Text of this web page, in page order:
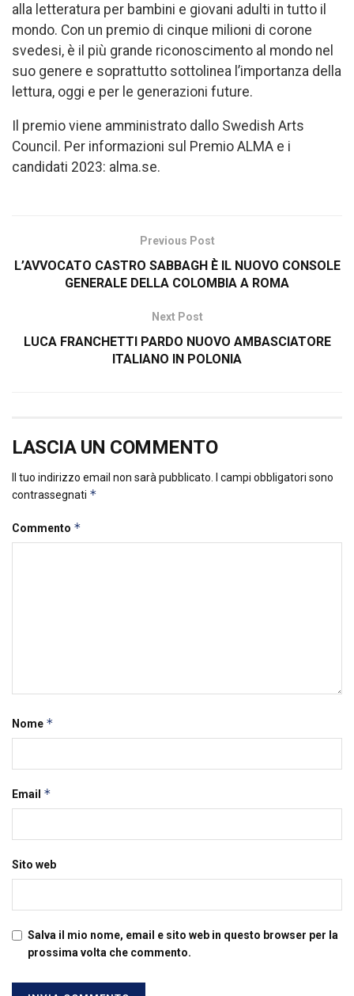
alla letteratura per bambini e giovani adulti in tutto il
mondo. Con un premio di cinque milioni di corone
svedesi, è il più grande riconoscimento al mondo nel
suo genere e soprattutto sottolinea l’importanza della
lettura, oggi e per le generazioni future.
Il premio viene amministrato dallo Swedish Arts
Council. Per informazioni sul Premio ALMA e i
candidati 2023: alma.se.
Previous Post
L’AVVOCATO CASTRO SABBAGH È IL NUOVO CONSOLE
GENERALE DELLA COLOMBIA A ROMA
Next Post
LUCA FRANCHETTI PARDO NUOVO AMBASCIATORE
ITALIANO IN POLONIA
LASCIA UN COMMENTO
Il tuo indirizzo email non sarà pubblicato.
I campi obbligatori sono
contrassegnati *
Commento *
Nome *
Email *
Sito web
Salva il mio nome, email e sito web in questo browser per la
prossima volta che commento.